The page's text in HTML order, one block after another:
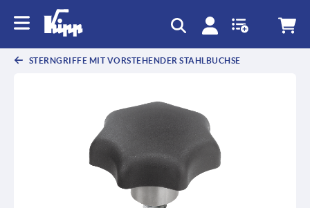
STERNGRIFFE MIT VORSTEHENDER STAHLBUCHSE